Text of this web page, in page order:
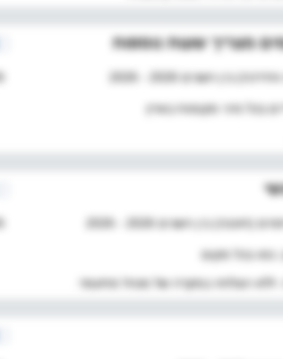
מצריך שעות נוספות
השנים 2026 - 2026
בכל מיני מקומות בארץ
בין השנים 2026 - 2026
כמו בכל מקום
ללא הצלחה במקרה של מנהל מתעמר.